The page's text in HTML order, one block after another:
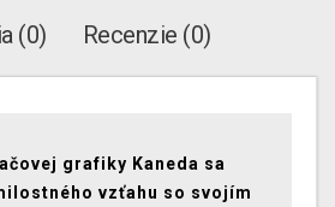
(0) Recenzie (0)
grafiky Kaneda sa
vzťahu so svojím